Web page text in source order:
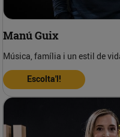
Manú Guix
Música, família i un estil de
Escolta'l!